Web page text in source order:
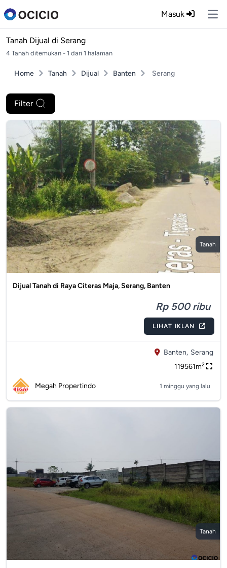
Masuk
Tanah Dijual di Serang
4 Tanah ditemukan - 1 dari 1 halaman
Home Tanah Dijual Banten Serang
Filter
Tanah
Dijual Tanah di Raya Citeras Maja, Serang, Banten
Rp 500 ribu
LIHAT IKLAN
Banten, Serang
119561m2
Megah Propertindo 1 minggu yang lalu
Tanah